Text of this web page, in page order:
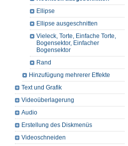
Ellipse
Ellipse ausgeschnitten
Vieleck, Torte, Einfache Torte,
Bogensektor, Einfacher
Bogensektor
Rand
Hinzufügung mehrerer Effekte
Text und Grafik
Videoüberlagerung
Audio
Erstellung des Diskmenüs
Videoschneiden